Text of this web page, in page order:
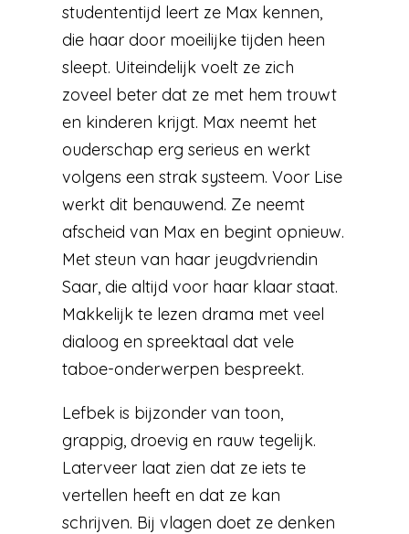
studententijd leert ze Max kennen,
die haar door moeilijke tijden heen
sleept. Uiteindelijk voelt ze zich
zoveel beter dat ze met hem trouwt
en kinderen krijgt. Max neemt het
ouderschap erg serieus en werkt
volgens een strak systeem. Voor Lise
werkt dit benauwend. Ze neemt
afscheid van Max en begint opnieuw.
Met steun van haar jeugdvriendin
Saar, die altijd voor haar klaar staat.
Makkelijk te lezen drama met veel
dialoog en spreektaal dat vele
taboe-onderwerpen bespreekt.
Lefbek is bijzonder van toon,
grappig, droevig en rauw tegelijk.
Laterveer laat zien dat ze iets te
vertellen heeft en dat ze kan
schrijven. Bij vlagen doet ze denken